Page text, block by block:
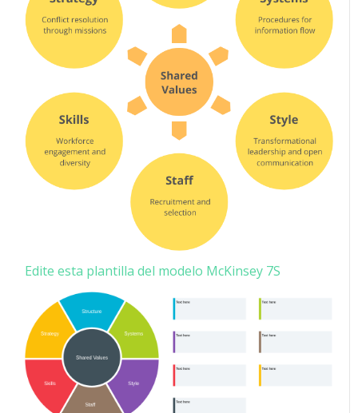
Edite esta plantilla del modelo McKinsey 7S